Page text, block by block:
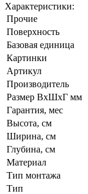
Характеристики:
Прочие
Поверхность
Базовая единица
Картинки
Артикул
Производитель
Размер ВхШхГ мм
Гарантия, мес
Высота, см
Ширина, см
Глубина, см
Материал
Тип монтажа
Тип